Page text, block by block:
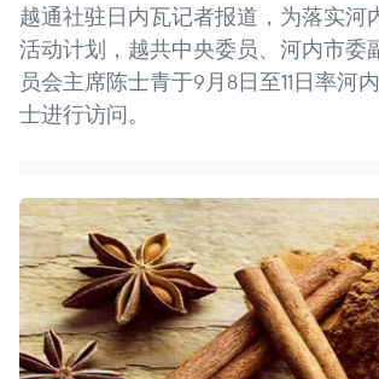
越通社驻日内瓦记者报道，为落实河
活动计划，越共中央委员、河内市委
员会主席陈士青于9月8日至11日率河
士进行访问。